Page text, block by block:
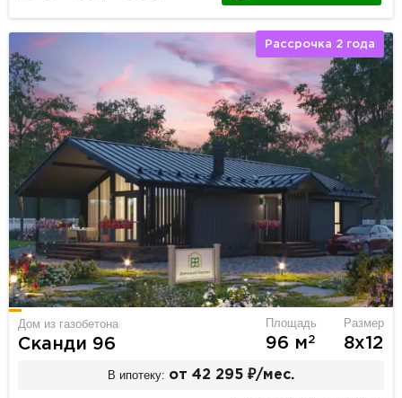
Рассрочка 2 года
Дом из газобетона
Сканди 96
Площадь
96 м2
Размер
8х12
В ипотеку: от 42 295 ₽/мес.